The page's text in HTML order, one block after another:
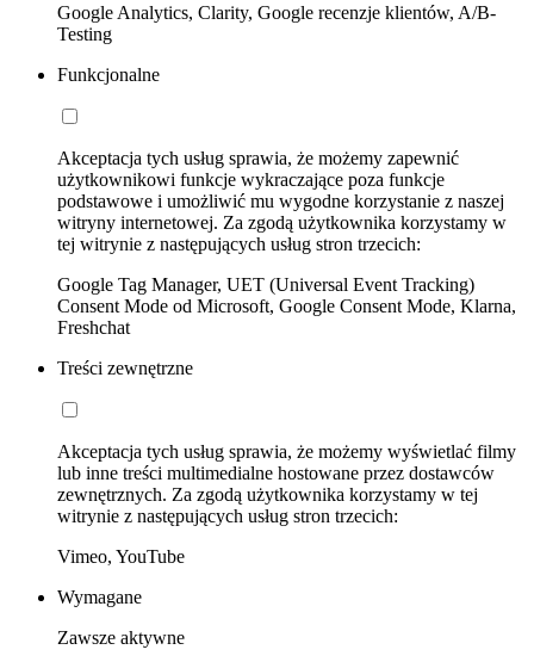
Google Analytics, Clarity, Google recenzje klientów, A/B-
Testing
Funkcjonalne
Akceptacja tych usług sprawia, że możemy zapewnić
użytkownikowi funkcje wykraczające poza funkcje
podstawowe i umożliwić mu wygodne korzystanie z naszej
witryny internetowej. Za zgodą użytkownika korzystamy w
tej witrynie z następujących usług stron trzecich:
Google Tag Manager, UET (Universal Event Tracking)
Consent Mode od Microsoft, Google Consent Mode, Klarna,
Freshchat
Treści zewnętrzne
Akceptacja tych usług sprawia, że możemy wyświetlać filmy
lub inne treści multimedialne hostowane przez dostawców
zewnętrznych. Za zgodą użytkownika korzystamy w tej
witrynie z następujących usług stron trzecich:
Vimeo, YouTube
Wymagane
Zawsze aktywne